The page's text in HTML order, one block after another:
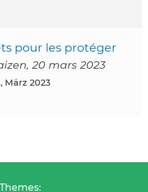
pour les protéger
20 mars 2023
März 2023
Themes: